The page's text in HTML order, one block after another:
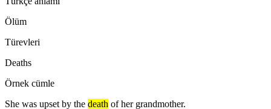
Ölüm
Türevleri
Deaths
Örnek cümle
She was upset by the death of her grandmother.